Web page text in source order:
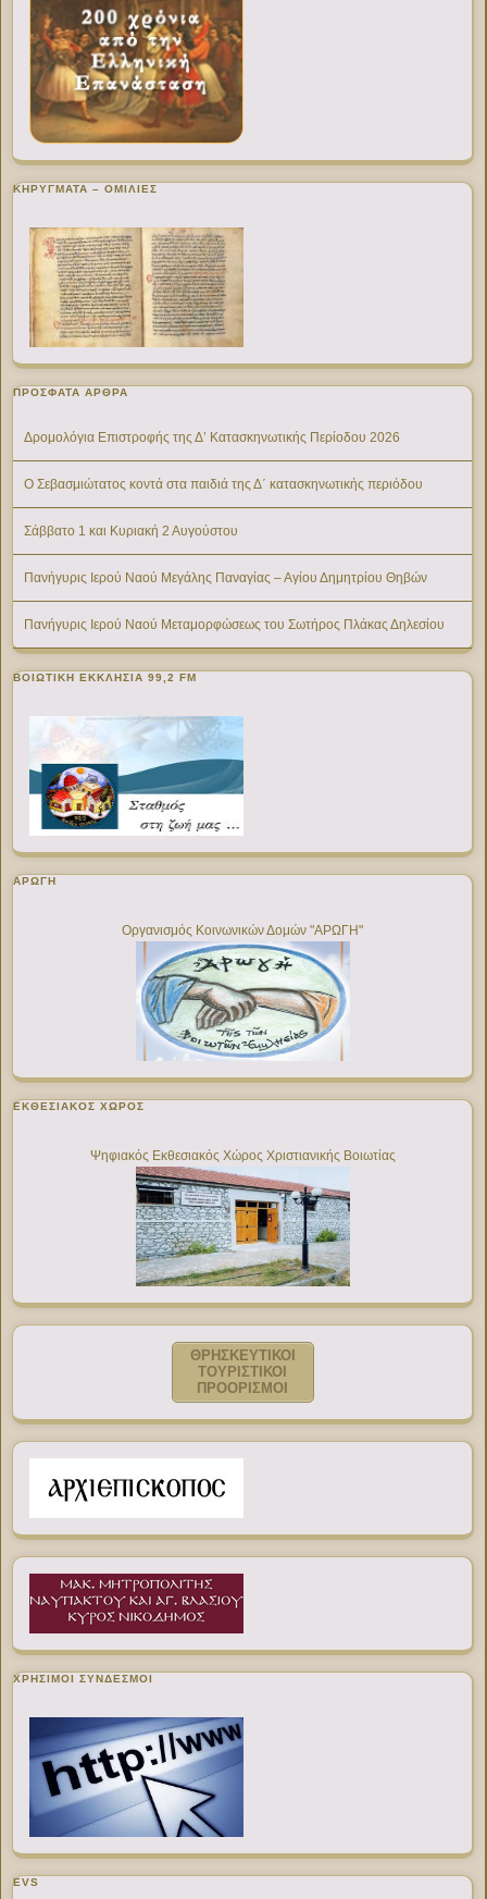
ΚΗΡΥΓΜΑΤΑ – ΟΜΙΛΙΕΣ
ΠΡΌΣΦΑΤΑ ΆΡΘΡΑ
Δρομολόγια Επιστροφής της Δ’ Κατασκηνωτικής Περίοδου 2026
Ο Σεβασμιώτατος κοντά στα παιδιά της Δ΄ κατασκηνωτικής περιόδου
Σάββατο 1 και Κυριακή 2 Αυγούστου
Πανήγυρις Ιερού Ναού Μεγάλης Παναγίας – Αγίου Δημητρίου Θηβών
Πανήγυρις Ιερού Ναού Μεταμορφώσεως του Σωτήρος Πλάκας Δηλεσίου
ΒΟΙΩΤΙΚΉ ΕΚΚΛΗΣΊΑ 99,2 FM
ΑΡΩΓΗ
Οργανισμός Κοινωνικών Δομών "ΑΡΩΓΗ"
ΕΚΘΕΣΙΑΚΌΣ ΧΏΡΟΣ
Ψηφιακός Εκθεσιακός Χώρος Χριστιανικής Βοιωτίας
ΘΡΗΣΚΕΥΤΙΚΟΙ
ΤΟΥΡΙΣΤΙΚΟΙ
ΠΡΟΟΡΙΣΜΟΙ
ΧΡΉΣΙΜΟΙ ΣΎΝΔΕΣΜΟΙ
EVS